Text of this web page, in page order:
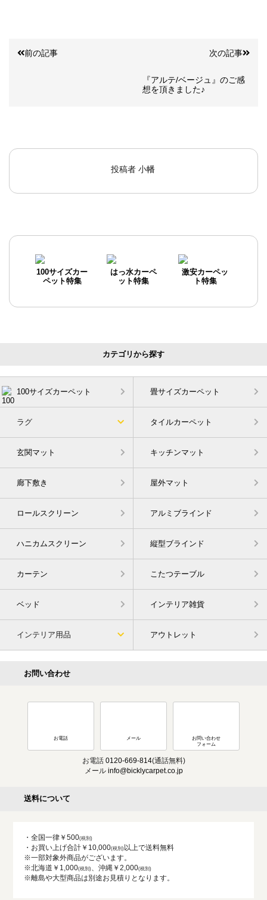
前の記事 次の記事
『アルテ/ベージュ』のご感
想を頂きました♪
投稿者小幡
100サイズカー
ペット特集
はっ水カーペ
ット特集
激安カーペッ
ト特集
カテゴリから探す
100サイズカーペット 畳サイズカーペット
ラグ タイルカーペット
玄関マット キッチンマット
廊下敷き 屋外マット
ロールスクリーン アルミブラインド
ハニカムスクリーン 縦型ブラインド
カーテン こたつテーブル
ベッド インテリア雑貨
インテリア用品 アウトレット
お問い合わせ
お電話 メール
お問い合わせ
フォーム
お電話 0120-669-814(通話無料)
メール info@bicklycarpet.co.jp
送料について
・全国一律￥500
・お買い上げ合計￥10,000
以上で送料無料
※一部対象外商品がございます。
※北海道￥1,000
、沖縄￥2,000
※離島や大型商品は別途お見積りとなります。